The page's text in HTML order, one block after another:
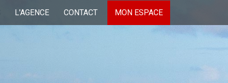
L'AGENCE CONTACT MON ESPACE